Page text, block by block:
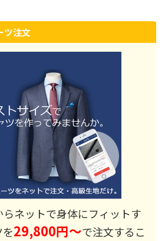
ツ注文
らネットで身体にフィットす
29,800円～で注文するこ